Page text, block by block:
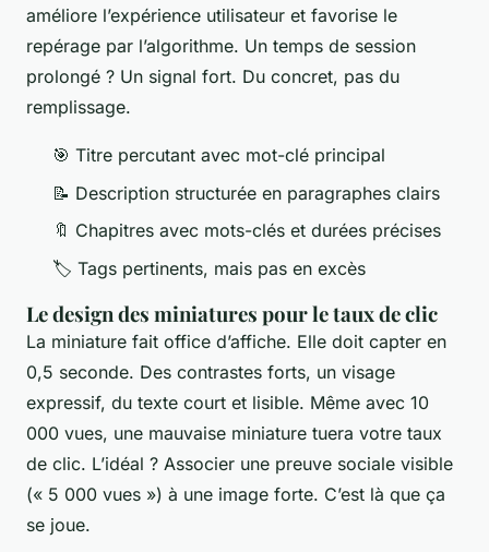
améliore l’expérience utilisateur et favorise le
repérage par l’algorithme. Un temps de session
prolongé ? Un signal fort. Du concret, pas du
remplissage.
🎯 Titre percutant avec mot-clé principal
📝 Description structurée en paragraphes clairs
🔖 Chapitres avec mots-clés et durées précises
🏷️ Tags pertinents, mais pas en excès
Le design des miniatures pour le taux de clic
La miniature fait office d’affiche. Elle doit capter en
0,5 seconde. Des contrastes forts, un visage
expressif, du texte court et lisible. Même avec 10
000 vues, une mauvaise miniature tuera votre taux
de clic. L’idéal ? Associer une preuve sociale visible
(« 5 000 vues ») à une image forte. C’est là que ça
se joue.